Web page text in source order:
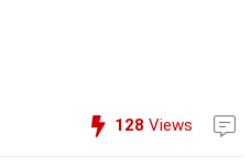
128 Views